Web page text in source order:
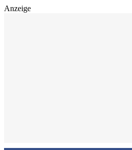
Anzeige